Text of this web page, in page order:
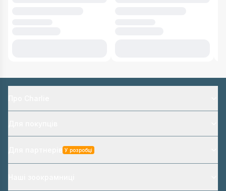
У розробці